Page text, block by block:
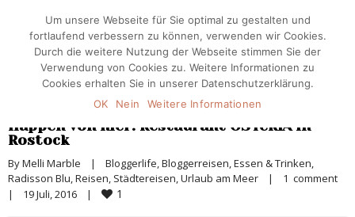
Happen von hier: Restaurant OSTeRIA in
Rostock
By Melli Marble | Bloggerlife, Bloggerreisen, Essen & Trinken
Radisson Blu, Reisen, Städtereisen, Urlaub am Meer |
1  comment
|
19 Juli, 2016 | 1
Um unsere Webseite für Sie optimal zu gestalten und
fortlaufend verbessern zu können, verwenden wir Cookies.
Durch die weitere Nutzung der Webseite stimmen Sie der
Verwendung von Cookies zu. Weitere Informationen zu
Cookies erhalten Sie in unserer Datenschutzerklärung.
OK
Nein Weitere Informationen